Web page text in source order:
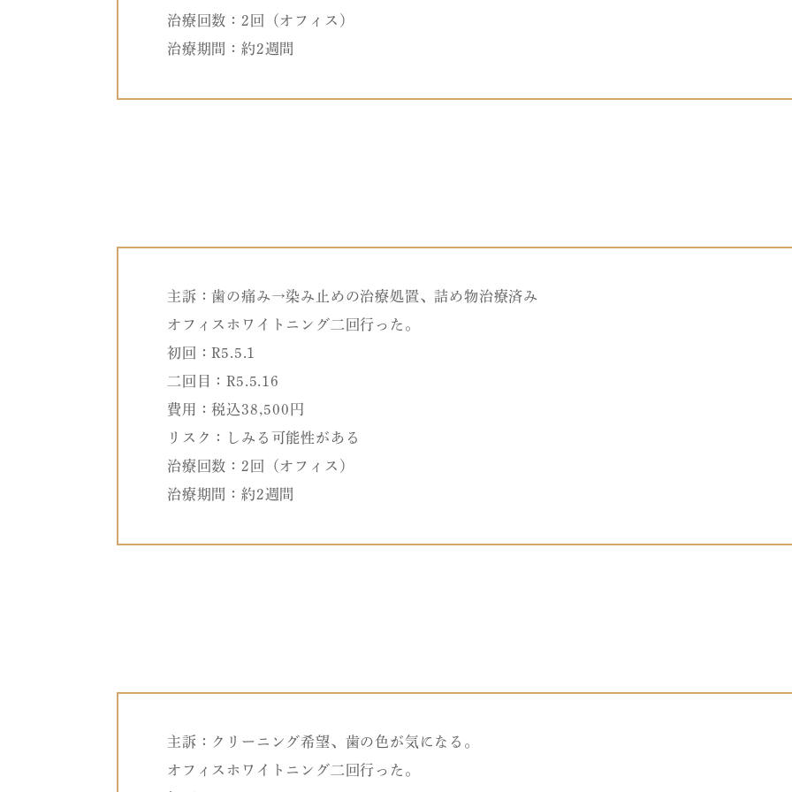
治療回数：2回（オフィス）
治療期間：約2週間
主訴：歯の痛み→染み止めの治療処置、詰め物治療済み
オフィスホワイトニング二回行った。
初回：R5.5.1
二回目：R5.5.16
費用：税込38,500円
リスク：しみる可能性がある
治療回数：2回（オフィス）
治療期間：約2週間
主訴：クリーニング希望、歯の色が気になる。
オフィスホワイトニング二回行った。